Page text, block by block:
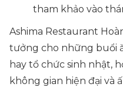
tham khảo vào
Ashima Restaurant
tưởng cho những buổi
hay tổ chức sinh nhật,
không gian hiện đại và